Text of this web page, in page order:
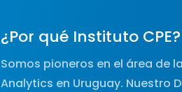
¿Por qué Instituto CPE?
Somos pioneros en el área de
Analytics en Uruguay. Nuestro